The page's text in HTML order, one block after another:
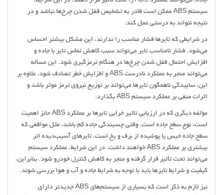
سیستم ABS ممکن است قادر به تشخیص قفل شدن چرخ‌ها نباشد و در
نتیجه نتواند به درستی عمل کند.
در شرایطی که تایرها فشار مناسب را ندارند، این مشکل بیشتر احساس
می‌شود. فشار نامناسب تایر می‌تواند سبب کاهش تماس تایر با جاده و
افزایش احتمال قفل شدن چرخ‌ها در هنگام ترمزگیری شود. این مسأله
می‌تواند منجر به عملکرد نادرست ABS و افزایش خطر تصادف شود. علاوه بر
این، ساییدگی ناهمگون تایرها می‌تواند بر توزیع نیروی ترمز موثر باشد و
اثرات منفی بر عملکرد سیستم ABS بگذارد.
مؤلفه دیگری که در ارزیابی تاثیر خرابی تایرها بر عملکرد ABS حائز اهمیت
است، نوع سطح جاده است. وقتی چسبندگی جاده کم باشد، مثل مواقعی که
سطح جاده خیس یا پوشیده از برف و یخ است، تایرهای آسیب‌دیده اثر
بیشتری بر عملکرد ABS خواهند داشت. در این شرایط، عملکرد سیستم
می‌تواند تحت تأثیر قرار گرفته و منجر به کاهش کنترل خودرو شود. بنابراین،
کیفیت و شرایط تایرها باید با توجه به شرایط جاده و آب و هوا بررسی شوند.
نیز لازم به ذکر است که بسیاری از سیستم‌های ABS جدیدتر دارای